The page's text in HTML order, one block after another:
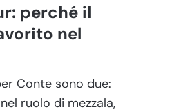
perché il
nel
Conte sono due:
ruolo di mezzala,